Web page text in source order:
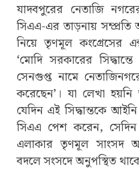
যাদবপুরের নেতাজি
সিএএ-এর তাড়নায় সম্প্রতি
নিয়ে তৃণমূল কংগ্রেসের
‘মোদি সরকারের
সেনগুপ্ত নামে
করেছেন’। যা লেখা
যেদিন এই সিদ্ধান্তকে
সিএএ পেশ করেন, সেদিন
এলাকার তৃণমূল সাংসদ
বদলে সংসদে অনুপস্থিত